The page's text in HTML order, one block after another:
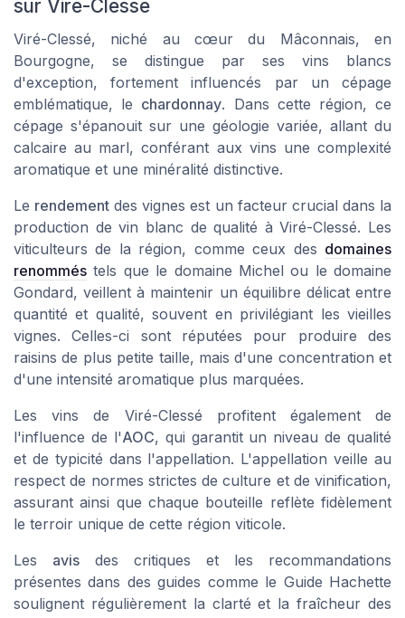
sur Viré-Clessé
Viré-Clessé, niché au cœur du Mâconnais, en
Bourgogne, se distingue par ses vins blancs
d'exception, fortement influencés par un cépage
emblématique, le chardonnay. Dans cette région, ce
cépage s'épanouit sur une géologie variée, allant du
calcaire au marl, conférant aux vins une complexité
aromatique et une minéralité distinctive.
Le rendement des vignes est un facteur crucial dans la
production de vin blanc de qualité à Viré-Clessé. Les
viticulteurs de la région, comme ceux des domaines
renommés tels que le domaine Michel ou le domaine
Gondard, veillent à maintenir un équilibre délicat entre
quantité et qualité, souvent en privilégiant les vieilles
vignes. Celles-ci sont réputées pour produire des
raisins de plus petite taille, mais d'une concentration et
d'une intensité aromatique plus marquées.
Les vins de Viré-Clessé profitent également de
l'influence de l'AOC, qui garantit un niveau de qualité
et de typicité dans l'appellation. L'appellation veille au
respect de normes strictes de culture et de vinification,
assurant ainsi que chaque bouteille reflète fidèlement
le terroir unique de cette région viticole.
Les avis des critiques et les recommandations
présentes dans des guides comme le Guide Hachette
soulignent régulièrement la clarté et la fraîcheur des